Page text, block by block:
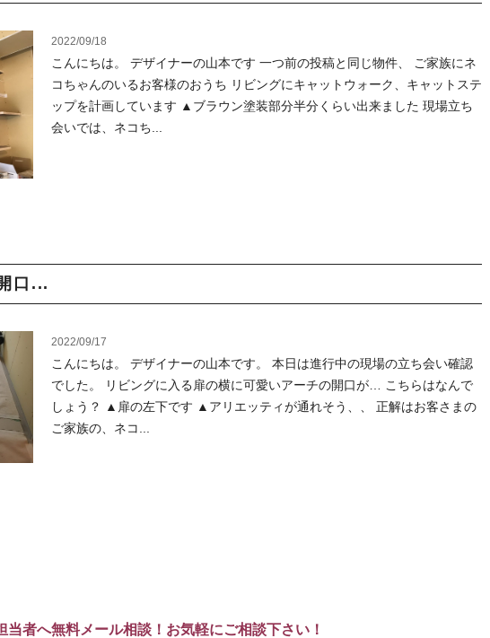
2022/09/18
こんにちは。 デザイナーの山本です 一つ前の投稿と同じ物件、 ご家族にネ
コちゃんのいるお客様のおうち リビングにキャットウォーク、キャットステ
ップを計画しています ▲ブラウン塗装部分半分くらい出来ました 現場立ち
会いでは、ネコち...
口...
2022/09/17
こんにちは。 デザイナーの山本です。 本日は進行中の現場の立ち会い確認
でした。 リビングに入る扉の横に可愛いアーチの開口が… こちらはなんで
しょう？ ▲扉の左下です ▲アリエッティが通れそう、、 正解はお客さまの
ご家族の、ネコ...
当者へ無料メール相談！お気軽にご相談下さい！